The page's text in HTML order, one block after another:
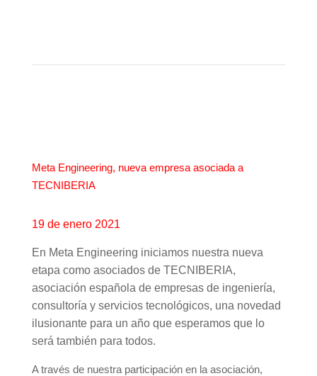
Meta Engineering, nueva empresa asociada a
TECNIBERIA
19 de enero 2021
En Meta Engineering iniciamos nuestra nueva
etapa como asociados de TECNIBERIA,
asociación española de empresas de ingeniería,
consultoría y servicios tecnológicos, una novedad
ilusionante para un año que esperamos que lo
será también para todos.
A través de nuestra participación en la asociación,